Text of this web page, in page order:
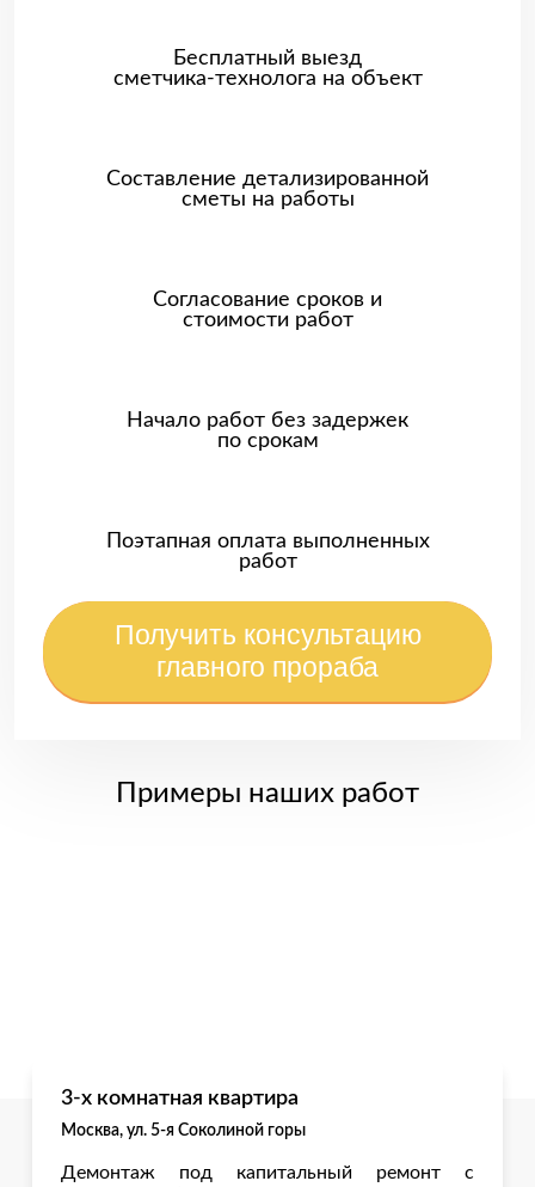
Бесплатный выезд
сметчика-технолога на объект
Составление детализированной
сметы на работы
Согласование сроков и
стоимости работ
Начало работ без задержек
по срокам
Поэтапная оплата выполненных
работ
Получить консультацию
главного прораба
Примеры наших работ
3-х комнатная квартира
Москва, ул. 5-я Соколиной горы
Демонтаж под капитальный ремонт с